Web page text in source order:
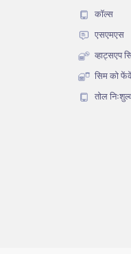
कॉल्स
एसएमएस
व्हाट्सएप
सिम को
तोल